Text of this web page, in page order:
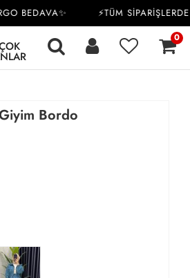
BEDAVA✨ ⚡TÜM SİPARİŞLERDE
0
Bordo